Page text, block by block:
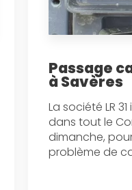
Passage
à Savères
La société LR
dans tout le
dimanche,
problème de